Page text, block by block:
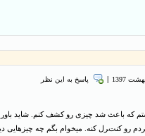
پاسخ به این نظر
که باعث شد چیزی رو کشف کنم. شاید باور
رو کنترل کنه. میخوام بگم چه چیزهایی